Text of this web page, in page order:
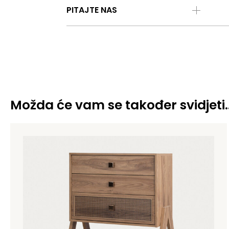
PITAJTE NAS
Možda će vam se također